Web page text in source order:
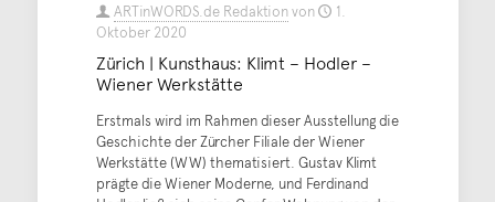
ARTinWORDS.de Redaktionvon
1.
Oktober 2020
Zürich | Kunsthaus: Klimt – Hodler –
Wiener Werkstätte
Erstmals wird im Rahmen dieser Ausstellung die
Geschichte der Zürcher Filiale der Wiener
Werkstätte (WW) thematisiert. Gustav Klimt
prägte die Wiener Moderne, und Ferdinand